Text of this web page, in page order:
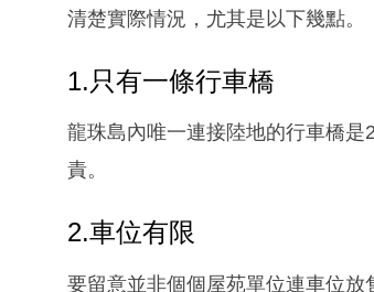
清楚實際情況，尤其是以下幾點。
1.只有一條行車橋
龍珠島內唯一連接陸地的行車橋
責。
2.車位有限
要留意並非個個屋苑單位連車位